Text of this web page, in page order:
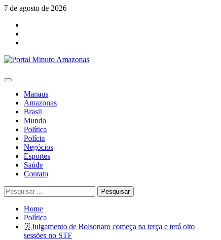
Skip
content
7 de agosto de 2026
Primary
Manaus
Amazonas
Brasil
Mundo
Política
Polícia
Negócios
Esportes
Saúde
Contato
Pesquisar
por:
Home
Política
⏰Julgamento de Bolsonaro começa na terça e terá oito
sessões no STF